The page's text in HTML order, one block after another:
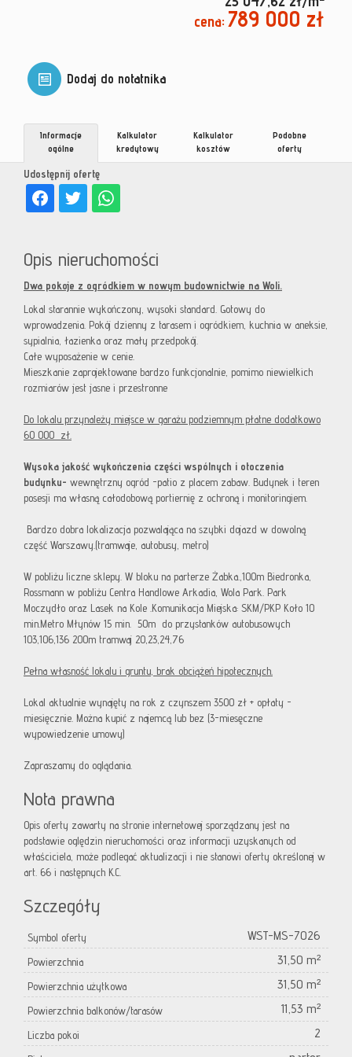
cena: 789 000 zł
Dodaj do notatnika
Udostępnij ofertę
Informacje
ogólne
Kalkulator
kredytowy
Kalkulator
kosztów
Podobne
oferty
Opis nieruchomości
Dwa pokoje z ogródkiem w nowym budownictwie na Woli.
Lokal starannie wykończony, wysoki standard. Gotowy do
wprowadzenia. Pokój dzienny z tarasem i ogródkiem, kuchnia w aneksie,
sypialnia, łazienka oraz mały przedpokój.
Całe wyposażenie w cenie.
Mieszkanie zaprojektowane bardzo funkcjonalnie, pomimo niewielkich
rozmiarów jest jasne i przestronne
Do lokalu przynależy miejsce w garażu podziemnym płatne dodatkowo
60 000 zł.
Wysoka jakość wykończenia części wspólnych i otoczenia
budynku- wewnętrzny ogród -patio z placem zabaw. Budynek i teren
posesji ma własną całodobową portiernię z ochroną i monitoringiem.
Bardzo dobra lokalizacja pozwalająca na szybki dojazd w dowolną
część Warszawy.(tramwaje, autobusy, metro)
W pobliżu liczne sklepy. W bloku na parterze Żabka.,100m Biedronka,
Rossmann w pobliżu Centra Handlowe Arkadia, Wola Park. Park
Moczydło oraz Lasek na Kole .Komunikacja Miejska: SKM/PKP Koło 10
min.Metro Młynów 15 min. 50m do przystanków autobusowych
103,106,136 200m tramwaj 20,23,24,76
Pełna własność lokalu i gruntu, brak obciążeń hipotecznych.
Lokal aktualnie wynajęty na rok z czynszem 3500 zł + opłaty -
miesięcznie. Można kupić z najemcą lub bez (3-miesęczne
wypowiedzenie umowy)
Zapraszamy do oglądania.
Nota prawna
Opis oferty zawarty na stronie internetowej sporządzany jest na
podstawie oględzin nieruchomości oraz informacji uzyskanych od
właściciela, może podlegać aktualizacji i nie stanowi oferty określonej w
art. 66 i następnych K.C.
Szczegóły
Symbol oferty WST-MS-7026
Powierzchnia 31,50 m²
Powierzchnia użytkowa 31,50 m²
Powierzchnia balkonów/tarasów 11,53 m²
Liczba pokoi 2